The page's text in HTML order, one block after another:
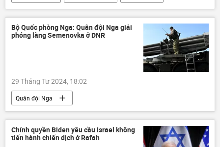
Kinh doanh
tài chính
VPBank
thương mại
Bộ Quốc phòng Nga: Quân đội Nga giải
phóng làng Semenovka ở DNR
29 Tháng Tư 2024, 18:02
Quân đội Nga
Chiến dịch quân sự đặc biệt tại Ukraina
Zaporozhye
Bộ Quốc phòng Nga
Cuộc khủng hoảng ở Ukraina
Chính quyền Biden yêu cầu Israel không
tiến hành chiến dịch ở Rafah